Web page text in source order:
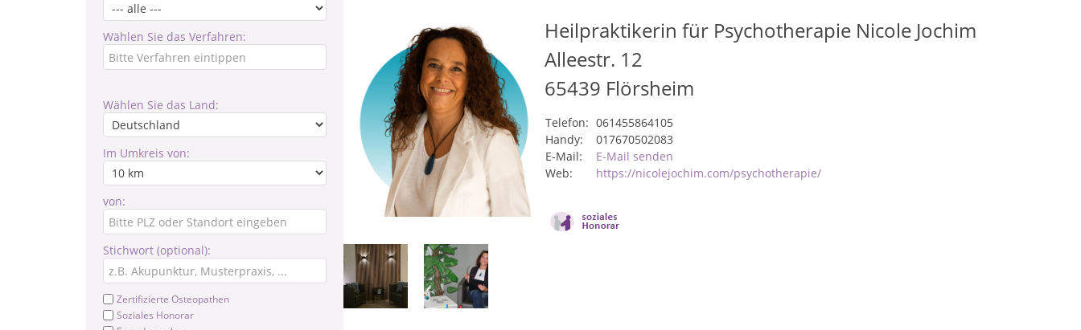
Wählen Sie das Verfahren:
Wählen Sie das Land:
Im Umkreis von:
von:
Stichwort (optional):
Zertifizierte Osteopathen
Soziales Honorar
Heilpraktikerin für Psychotherapie Nicole Jochim
Alleestr. 12
65439 Flörsheim
Telefon: 061455864105
Handy:
017670502083
E-Mail:
E-Mail senden
Web:
https://nicolejochim.com/psychotherapie/